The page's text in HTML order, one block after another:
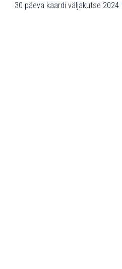
30 päeva kaardi väljakutse 2024